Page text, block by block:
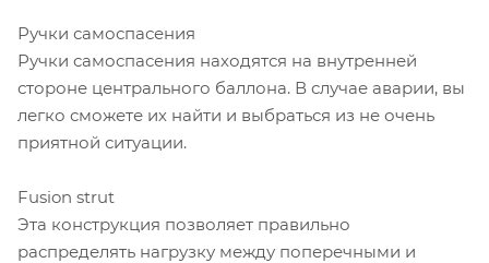
Ручки самоспасения
Ручки самоспасения находятся на внутренней
стороне центрального баллона. В случае аварии, вы
легко сможете их найти и выбраться из не очень
приятной ситуации.
Fusion strut
Эта конструкция позволяет правильно
распределять нагрузку между поперечными и